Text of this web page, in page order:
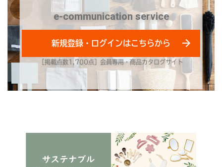
e-communication service
［掲載点数1,700点］会員専用・商品カタログサイト
新規登録・ログインはこちらから